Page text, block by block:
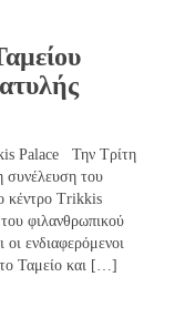
Palace Την Τρίτη
συνέλευση του
κέντρο Trikkis
φιλανθρωπικού
ενδιαφερόμενοι
Ταμείο και […]